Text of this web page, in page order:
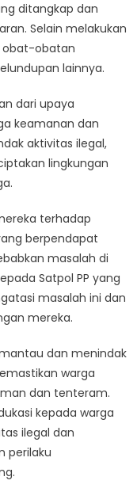
ditangkap dan
Selain melakukan
obat-obatan
lainnya.
dari upaya
keamanan dan
aktivitas ilegal,
lingkungan
terhadap
berpendapat
masalah di
Satpol PP yang
masalah ini dan
mereka.
dan menindak
warga
dan tenteram.
kepada warga
ilegal dan
perilaku